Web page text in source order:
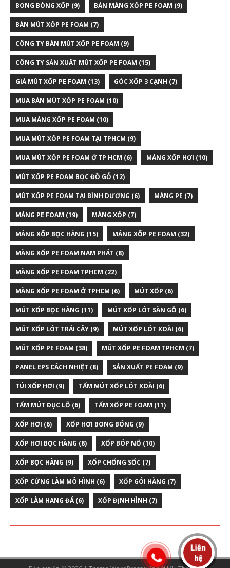
BONG BÓNG XỐP (9) BÁN MÀNG XỐP PE FOAM (9)
BÁN MÚT XỐP PE FOAM (7)
CÔNG TY BÁN MÚT XỐP PE FOAM (9)
CÔNG TY SẢN XUẤT MÚT XỐP PE FOAM (15)
GIÁ MÚT XỐP PE FOAM (13) GÓC XỐP 3 CẠNH (7)
MUA BÁN MÚT XỐP PE FOAM (10)
MUA MÀNG XỐP PE FOAM (10)
MUA MÚT XỐP PE FOAM TẠI TPHCM (9)
MUA MÚT XỐP PE FOAM Ở TP HCM (6) MÀNG XỐP HƠI (10)
MÚT XỐP PE FOAM BỌC ĐỒ GỖ (12)
MÚT XỐP PE FOAM TẠI BÌNH DƯƠNG (6) MÀNG PE (7)
MÀNG PE FOAM (19) MÀNG XỐP (7)
MÀNG XỐP BỌC HÀNG (15) MÀNG XỐP PE FOAM (32)
MÀNG XỐP PE FOAM NAM PHÁT (8)
MÀNG XỐP PE FOAM TPHCM (22)
MÀNG XỐP PE FOAM Ở TPHCM (6) MÚT XỐP (6)
MÚT XỐP BỌC HÀNG (11) MÚT XỐP LÓT SÀN GỖ (6)
MÚT XỐP LÓT TRÁI CÂY (9) MÚT XỐP LÓT XOÀI (6)
MÚT XỐP PE FOAM (38) MÚT XỐP PE FOAM TPHCM (7)
PANEL EPS CÁCH NHIỆT (8) SẢN XUẤT PE FOAM (9)
TÚI XỐP HƠI (9) TẤM MÚT XỐP LÓT XOÀI (6)
TẤM MÚT ĐỤC LỖ (6) TẤM XỐP PE FOAM (11)
XỐP HƠI (6) XỐP HƠI BONG BÓNG (9)
XỐP HƠI BỌC HÀNG (8) XỐP BÓP NỔ (10)
XỐP BỌC HÀNG (9) XỐP CHỐNG SỐC (7)
XỐP CỨNG LÀM MÔ HÌNH (6) XỐP GÓI HÀNG (7)
XỐP LÀM HANG ĐÁ(6) XỐP ĐỊNH HÌNH (7)